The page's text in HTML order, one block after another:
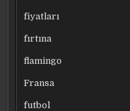
fiyatları
fırtına
flamingo
Fransa
futbol